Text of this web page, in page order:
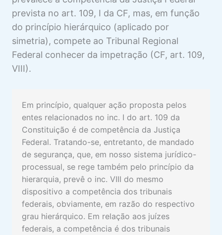
prevista no art. 109, I da CF, mas, em função
do princípio hierárquico (aplicado por
simetria), compete ao Tribunal Regional
Federal conhecer da impetração (CF, art. 109,
VIII).
Em princípio, qualquer ação proposta pelos
entes relacionados no inc. I do art. 109 da
Constituição é de competência da Justiça
Federal. Tratando-se, entretanto, de mandado
de segurança, que, em nosso sistema jurídico-
processual, se rege também pelo princípio da
hierarquia, prevê o inc. VIII do mesmo
dispositivo a competência dos tribunais
federais, obviamente, em razão do respectivo
grau hierárquico. Em relação aos juízes
federais, a competência é dos tribunais